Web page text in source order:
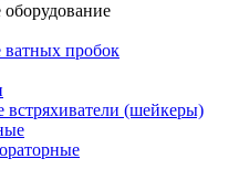
ватных пробок
встряхиватели (шейкеры)